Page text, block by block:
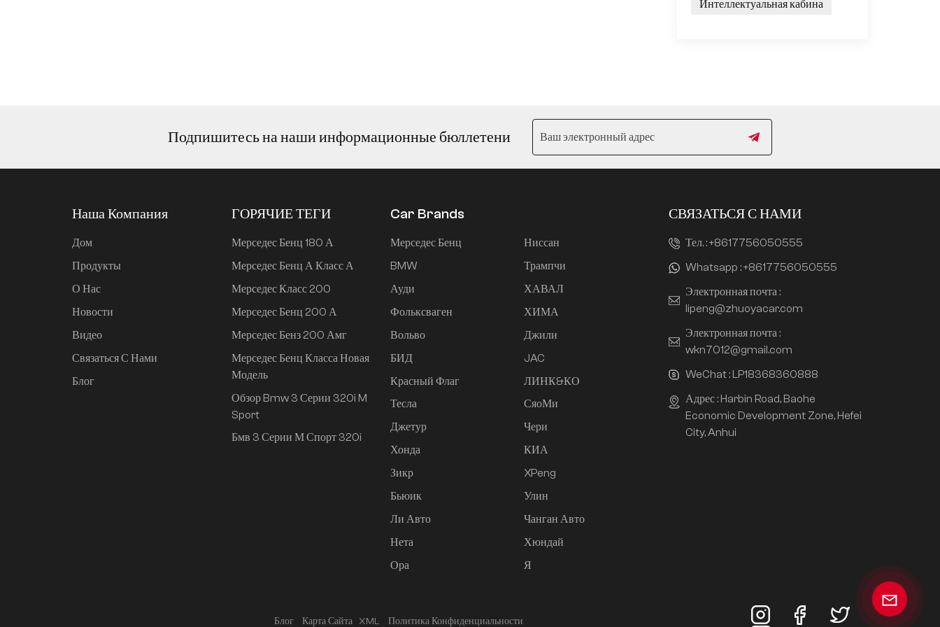
Интеллектуальная кабина
Подпишитесь на наши информационные бюллетени
Наша Компания
Дом
Продукты
О Нас
Новости
Видео
Связаться С Нами
Блог
ГОРЯЧИЕ ТЕГИ
Мерседес Бенц 180 А
Мерседес Бенц А Класс А
Мерседес Класс 200
Мерседес Бенц 200 А
Мерседес Бенз 200 Амг
Мерседес Бенц Класса Новая
Модель
Обзор Bmw 3 Серии 320i M
Sport
Бмв 3 Серии М Спорт 320i
Car Brands
Мерседес Бенц
BMW
Ауди
Фольксваген
Вольво
БИД
Красный Флаг
Тесла
Джетур
Хонда
Зикр
Бьюик
Ли Авто
Нета
Ора
Ниссан
Трампчи
ХАВАЛ
ХИМА
Джили
JAC
ЛИНК&КО
СяоМи
Чери
КИА
XPeng
Улин
Чанган Авто
Хюндай
Я
СВЯЗАТЬСЯ С НАМИ
Тел. :+8617756050555
Whatsapp :+8617756050555
Электронная почта :
lipeng@zhuoyacar.com
Электронная почта :
wkn7012@gmail.com
WeChat : LP18368360888
Адрес : Harbin Road, Baohe
Economic Development Zone, Hefei
City, Anhui
Блог Карта Сайта XML Политика Конфиденциальности